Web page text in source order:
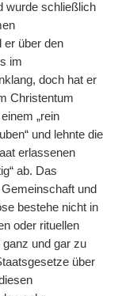
wurde schließlich
er über den
im
doch hat er
Christentum
„rein
und lehnte die
erlassenen
ab. Das
und
bestehe nicht in
oder rituellen
und gar zu
über